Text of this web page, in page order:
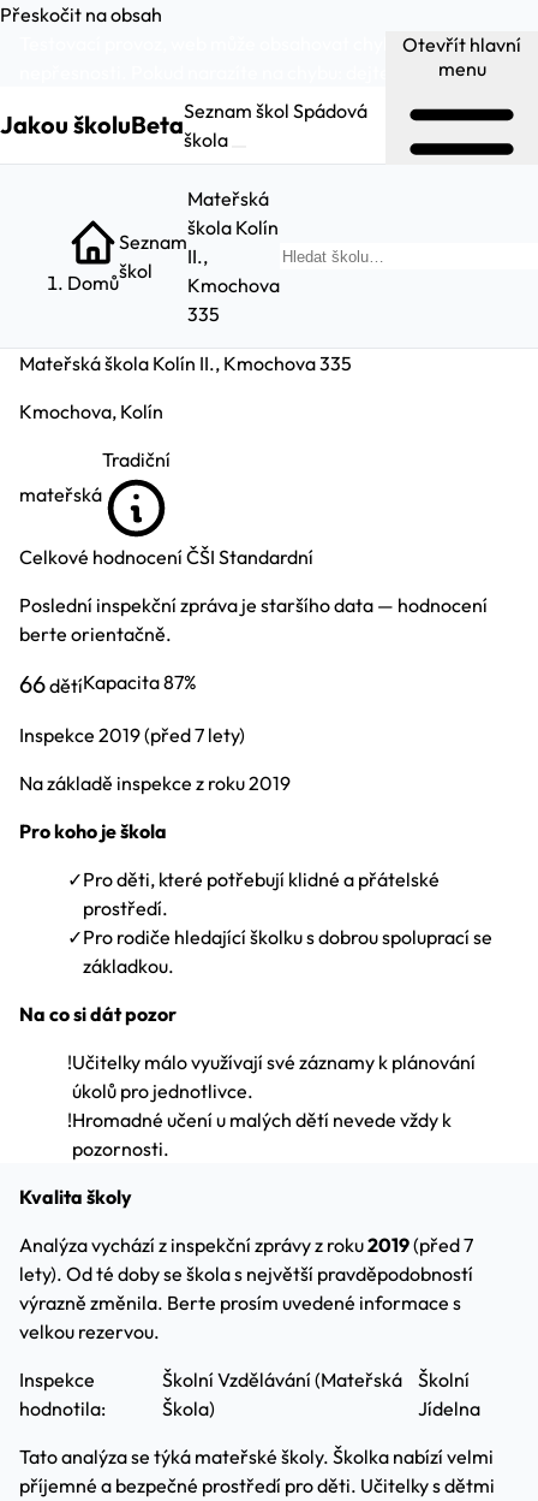
Přeskočit na obsah
Testovací provoz, web může obsahovat chyby a
dejte nám vědět.
Jakou školuBetaSeznam škol Spádová
škola
Otevřít hlavní
menu
Domů
Seznam
škol
Mateřská
škola Kolín
II.,
Kmochova
335
Mateřská škola Kolín II., Kmochova 335
Kmochova, Kolín
mateřská
Tradiční
Celkové hodnocení ČŠI Standardní
Poslední inspekční zpráva je staršího data — hodnocení
berte orientačně.
66dětíKapacita87%
Inspekce 2019(před 7 lety)
Na základě inspekce z roku 2019
Pro koho je škola
✓Pro děti, které potřebují klidné a přátelské
prostředí.
✓Pro rodiče hledající školku s dobrou spoluprací se
základkou.
Na co si dát pozor
!Učitelky málo využívají své záznamy k plánování
úkolů pro jednotlivce.
!Hromadné učení u malých dětí nevede vždy k
pozornosti.
Kvalita školy
Analýza vychází z inspekční zprávy z roku2019(před 7
lety). Od té doby se škola s největší pravděpodobností
výrazně změnila. Berte prosím uvedené informace s
velkou rezervou.
Inspekce
hodnotila:
Školní Vzdělávání (Mateřská
Škola)
Školní
Jídelna
Tato analýza se týká mateřské školy. Školka nabízí velmi
příjemné a bezpečné prostředí pro děti. Učitelky s dětmi